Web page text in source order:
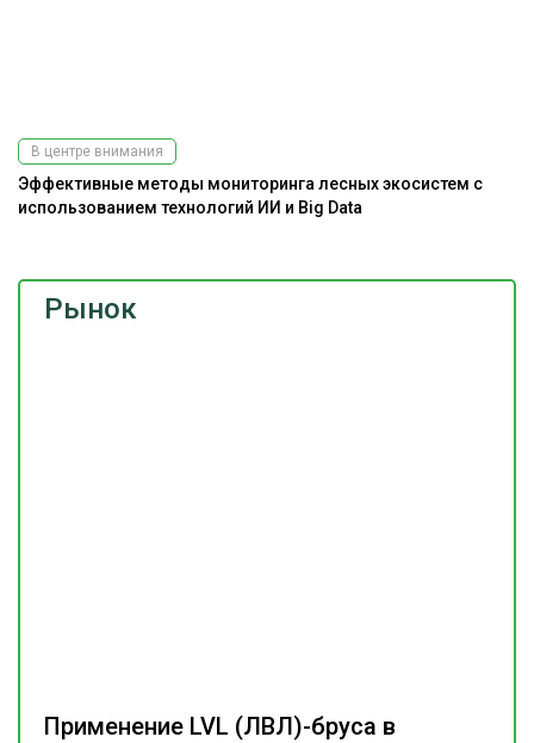
Рынок
Применение LVL (ЛВЛ)-бруса в
В центре внимания
Эффективные методы мониторинга лесных экосистем с
использованием технологий ИИ и Big Data